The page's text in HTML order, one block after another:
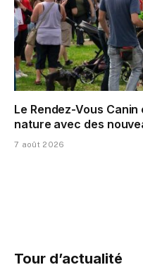
Le Rendez-Vous
nature avec des
7 août 2026
Tour d’actualité